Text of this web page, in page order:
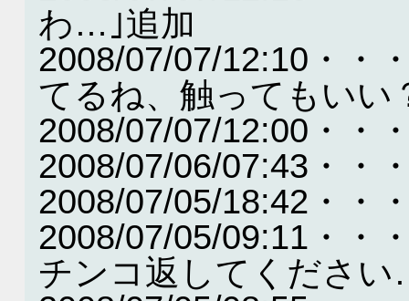
わ…｣追加
2008/07/07/12:10・・
てるね、触ってもいい
2008/07/07/12:00・・
2008/07/06/07:43・・
2008/07/05/18:42・・
2008/07/05/09:11・・
チンコ返してくださ